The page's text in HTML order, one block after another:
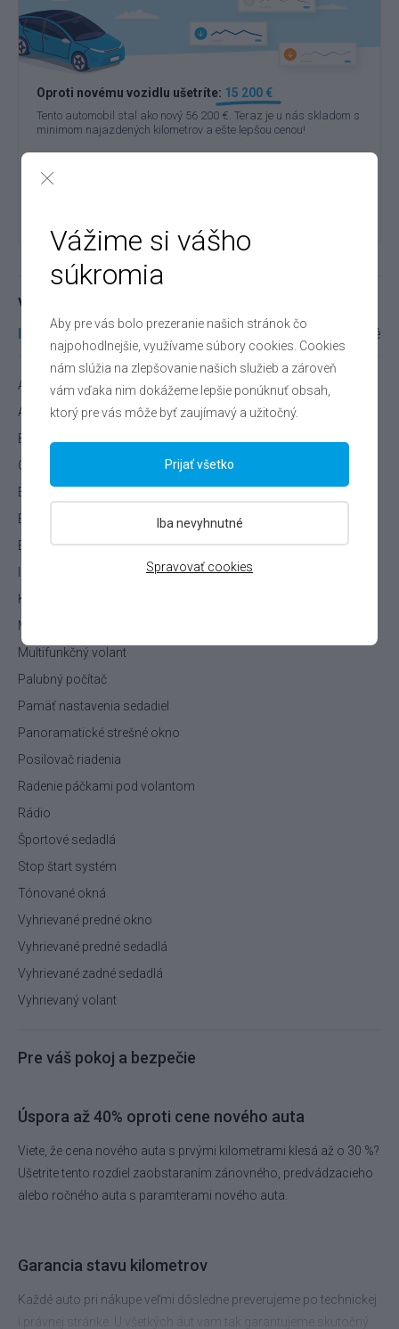
Oproti novému vozidlu ušetríte: 15 200 €
Tento automobil stal ako nový 56 200 €. Teraz je u nás skladom s
minimom najazdených kilometrov a ešte lepšou cenou!
Výbava
Interiér Ostatné
Adaptivný tempomat
Automatická klimatizácia
Bezkľúčové štartovanie
Centrálne uzamykanie
Elektrická ručná brzda
Elektrické sedačky
Elektricky ovládané okná
Kožený volant
Masážné sedačky
Multifunkčný volant
Palubný počítač
Pamäť nastavenia sedadiel
Panoramatické strešné okno
Posilovač riadenia
Radenie páčkami pod volantom
Rádio
Športové sedadlá
Stop štart systém
Tónované okná
Vyhrievané predné okno
Vyhrievané predné sedadlá
Vyhrievané zadné sedadlá
Vyhrievaný volant
Pre váš pokoj a bezpečie
Úspora až 40% oproti cene nového auta
Viete, že cena nového auta s prvými kilometrami klesá až o 30 %?
Ušetrite tento rozdiel zaobstaraním zánovného, predvádzacieho
alebo ročného auta s paramterami nového auta.
Garancia stavu kilometrov
Každé auto pri nákupe veľmi dôsledne preverujeme po technickej
i právnej stránke. U všetkých áut vam tak garantujeme skutočný
Vážime si vášho
súkromia
Aby pre vás bolo prezeranie našich stránok čo
najpohodlnejšie, využívame súbory cookies. Cookies
nám slúžia na zlepšovanie našich služieb a zároveň
vám vďaka nim dokážeme lepšie ponúknuť obsah,
ktorý pre vás môže byť zaujímavý a užitočný.
Spravovať cookies
Iba nevyhnutné
Prijať všetko